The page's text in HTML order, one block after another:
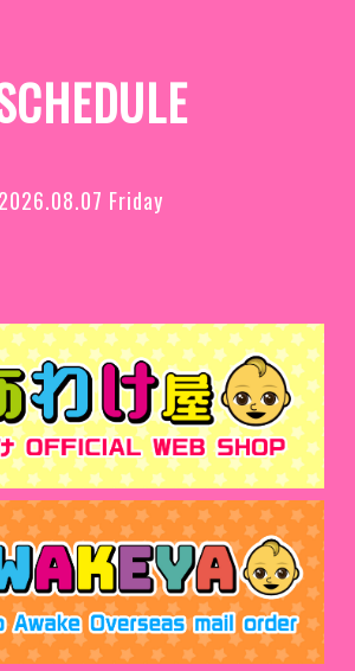
2026.08.07 Friday